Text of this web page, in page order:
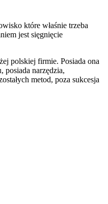
które właśnie trzeba
jest sięgnięcie
polskiej firmie. Posiada ona
posiada narzędzia,
metod, poza sukcesja